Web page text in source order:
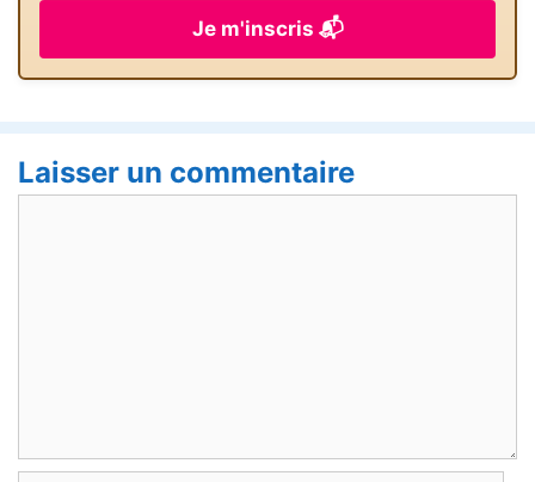
Je m'inscris 📬
Laisser un commentaire